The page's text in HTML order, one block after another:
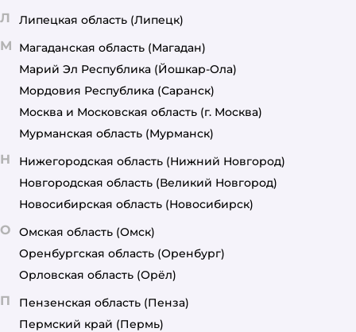
Л Липецкая область (Липецк)
М Магаданская область (Магадан)
Марий Эл Республика (Йошкар-Ола)
Мордовия Республика (Саранск)
Москва и Московская область (г. Москва)
Мурманская область (Мурманск)
Н Нижегородская область (Нижний Новгород)
Новгородская область (Великий Новгород)
Новосибирская область (Новосибирск)
О Омская область (Омск)
Оренбургская область (Оренбург)
Орловская область (Орёл)
П Пензенская область (Пенза)
Пермский край (Пермь)